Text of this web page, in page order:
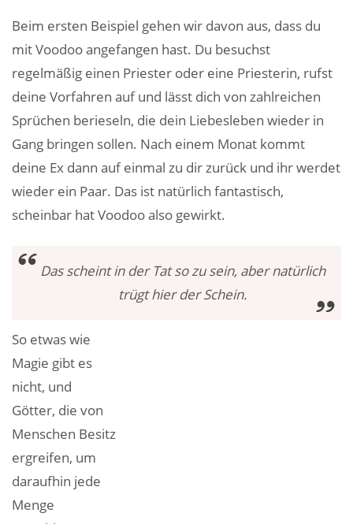
Beim ersten Beispiel gehen wir davon aus, dass du
mit Voodoo angefangen hast. Du besuchst
regelmäßig einen Priester oder eine Priesterin, rufst
deine Vorfahren auf und lässt dich von zahlreichen
Sprüchen berieseln, die dein Liebesleben wieder in
Gang bringen sollen. Nach einem Monat kommt
deine Ex dann auf einmal zu dir zurück und ihr werdet
wieder ein Paar. Das ist natürlich fantastisch,
scheinbar hat Voodoo also gewirkt.
Das scheint in der Tat so zu sein, aber natürlich
trügt hier der Schein.
So etwas wie
Magie gibt es
nicht, und
Götter, die von
Menschen Besitz
ergreifen, um
daraufhin jede
Menge